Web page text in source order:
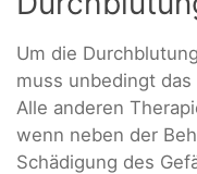
Um die
muss unbedingt
Alle anderen
wenn neben der
Schädigung des